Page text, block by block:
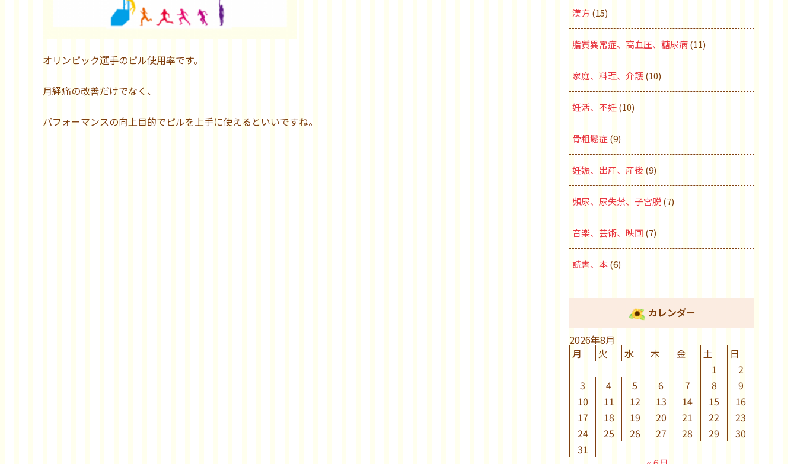
オリンピック選手のピル使用率です。
月経痛の改善だけでなく、
パフォーマンスの向上目的でピルを上手に使えるといいですね。
漢方(15)
脂質異常症、高血圧、糖尿病(11)
家庭、料理、介護(10)
妊活、不妊(10)
骨粗鬆症(9)
妊娠、出産、産後(9)
頻尿、尿失禁、子宮脱(7)
音楽、芸術、映画(7)
読書、本(6)
カレンダー
2026年8月
月
火 水 木 金 土
日
1
2
3
4 5 6 7 8
9
10
11 12 13 14 15
16
17
18 19 20 21 22
23
24
25 26 27 28 29
30
31